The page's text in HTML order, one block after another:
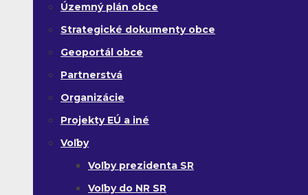
Územný plán obce
Strategické dokumenty obce
Geoportál obce
Partnerstvá
Organizácie
Projekty EÚ a iné
Voľby
Voľby prezidenta SR
Voľby do NR SR